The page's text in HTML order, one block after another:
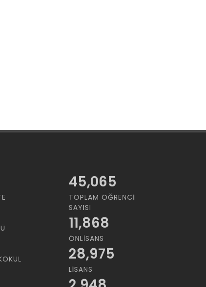
45,065
TOPLAM ÖĞRENCI
SAYISI
11,868
ÖNLISANS
28,975
LISANS